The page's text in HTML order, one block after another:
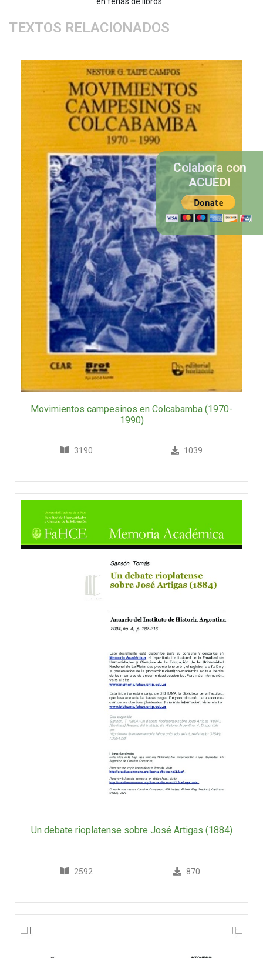
TEXTOS RELACIONADOS
Movimientos campesinos en Colcabamba (1970-
1990)
3190 1039
Un debate rioplatense sobre José Artigas (1884)
2592 870
Colabora con
ACUEDI